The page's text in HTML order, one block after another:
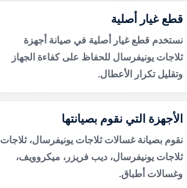
قطع غيار أصلية
نستخدم قطع غيار أصلية في صيانة أجهزة
ثلاجات يونيفرسال للحفاظ على كفاءة الجهاز
وتقليل تكرار الأعطال.
الأجهزة التي نقوم بصيانتها
نقوم بصيانة غسالات ثلاجات يونيفرسال، ثلاجات
ثلاجات يونيفرسال، ديب فريزر، ميكروويف،
وغسالات أطباق.